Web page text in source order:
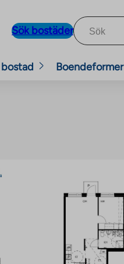
Sök bostäder
Boendeformer